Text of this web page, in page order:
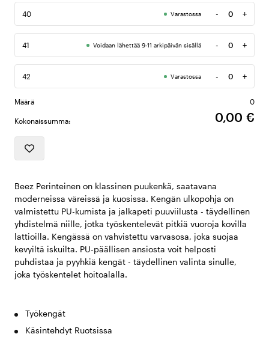
40 Varastossa -
Määrä
+
41 Voidaan lähettää 9-11 arkipäivän sisällä -
Määrä
+
42 Varastossa -
Määrä
+
Määrä 0
Kokonaissumma: 0,00 €
Beez Perinteinen on klassinen puukenkä, saatavana
moderneissa väreissä ja kuosissa. Kengän ulkopohja on
valmistettu PU-kumista ja jalkapeti puuviilusta - täydellinen
yhdistelmä niille, jotka työskentelevät pitkiä vuoroja kovilla
lattioilla. Kengässä on vahvistettu varvasosa, joka suojaa
kevyiltä iskuilta. PU-päällisen ansiosta voit helposti
puhdistaa ja pyyhkiä kengät - täydellinen valinta sinulle,
joka työskentelet hoitoalalla.
Työkengät
Käsintehdyt Ruotsissa